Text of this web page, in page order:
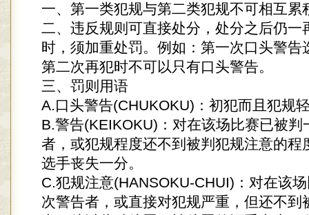
一、第一类犯规与第二类犯规不可相互累
二、违反规则可直接处分，处分之后仍一
时，须加重处罚。例如：第一次口头警告
第二次再犯时不可以只有口头警告。
三、罚则用语
A.口头警告(CHUKOKU)：初犯而且犯规
B.警告(KEIKOKU)：对在该场比赛已被判
者，或犯规程度还不到被判犯规注意的程
选手丧失一分。
C.犯规注意(HANSOKU-CHUI)：对在该
次警告者，或直接对犯规严重，但还不到